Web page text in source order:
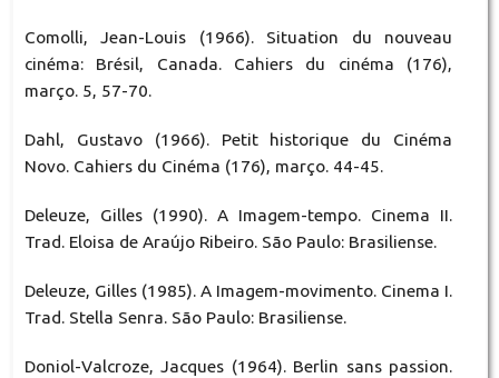
Comolli, Jean-Louis (1966). Situation du nouveau
cinéma: Brésil, Canada. Cahiers du cinéma (176),
março. 5, 57-70.
Dahl, Gustavo (1966). Petit historique du Cinéma
Novo. Cahiers du Cinéma (176), março. 44-45.
Deleuze, Gilles (1990). A Imagem-tempo. Cinema II.
Trad. Eloisa de Araújo Ribeiro. São Paulo: Brasiliense.
Deleuze, Gilles (1985). A Imagem-movimento. Cinema I.
Trad. Stella Senra. São Paulo: Brasiliense.
Doniol-Valcroze, Jacques (1964). Berlin sans passion.